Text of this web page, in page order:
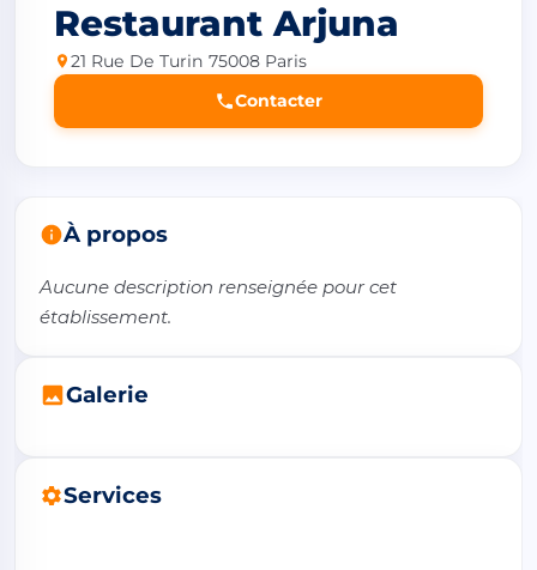
Restaurant Arjuna
21 Rue De Turin 75008 Paris
Contacter
À propos
Aucune description renseignée pour cet
établissement.
Galerie
Services